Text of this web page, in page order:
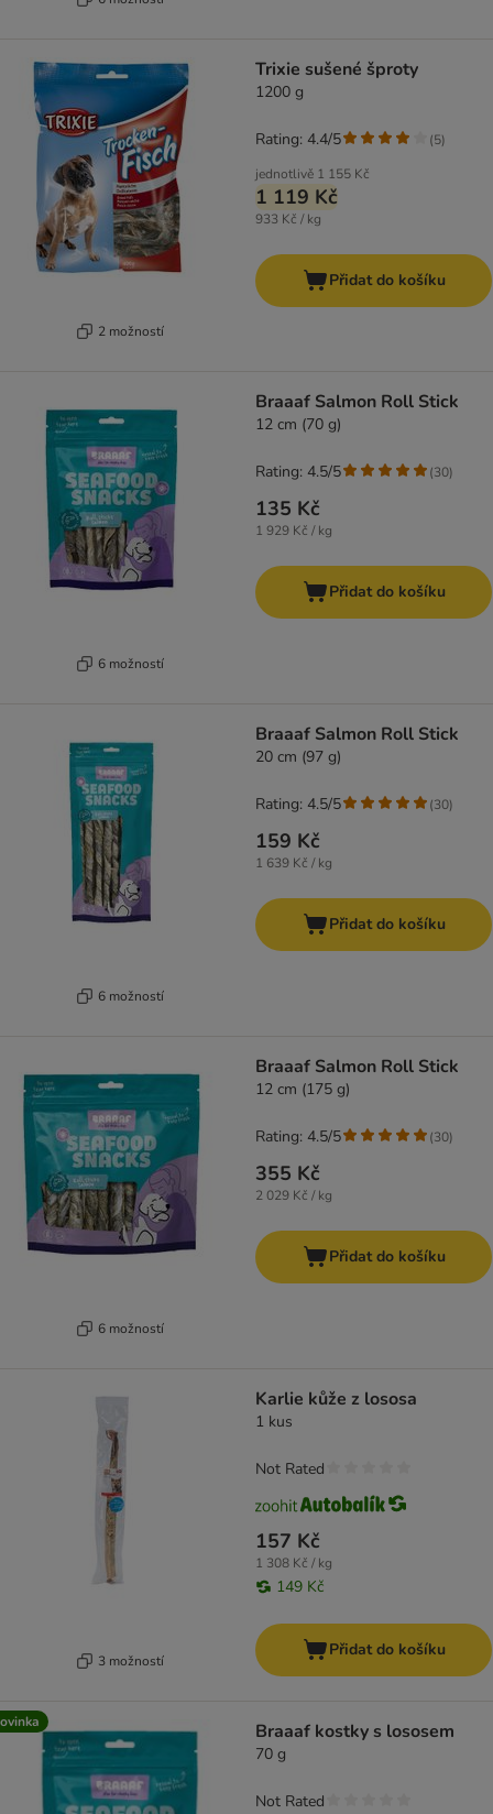
2 možností
Trixie sušené šproty
1200 g
jednotlivě 1 155 Kč
1 119 Kč
933 Kč / kg
Rating: 4.4/5 (5)
Přidat do košíku
6 možností
Braaaf Salmon Roll Stick
12 cm (70 g)
135 Kč
1 929 Kč / kg
Rating: 4.5/5 (30)
Přidat do košíku
6 možností
Braaaf Salmon Roll Stick
20 cm (97 g)
159 Kč
1 639 Kč / kg
Rating: 4.5/5 (30)
Přidat do košíku
6 možností
Braaaf Salmon Roll Stick
12 cm (175 g)
355 Kč
2 029 Kč / kg
Rating: 4.5/5 (30)
Přidat do košíku
3 možností
Karlie kůže z lososa
1 kus
157 Kč
1 308 Kč / kg
149 Kč
Not Rated
Přidat do košíku
Braaaf kostky s lososem
70 g
Not Rated